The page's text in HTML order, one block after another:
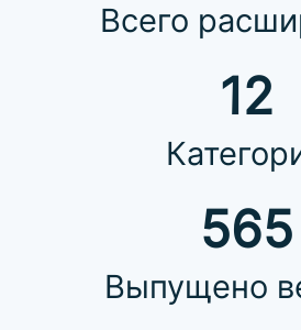
Всего
12
565
Выпущено